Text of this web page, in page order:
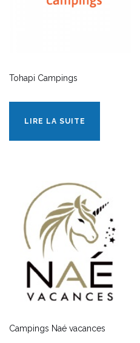
Tohapi Campings
LIRE LA SUITE
Campings Naé vacances